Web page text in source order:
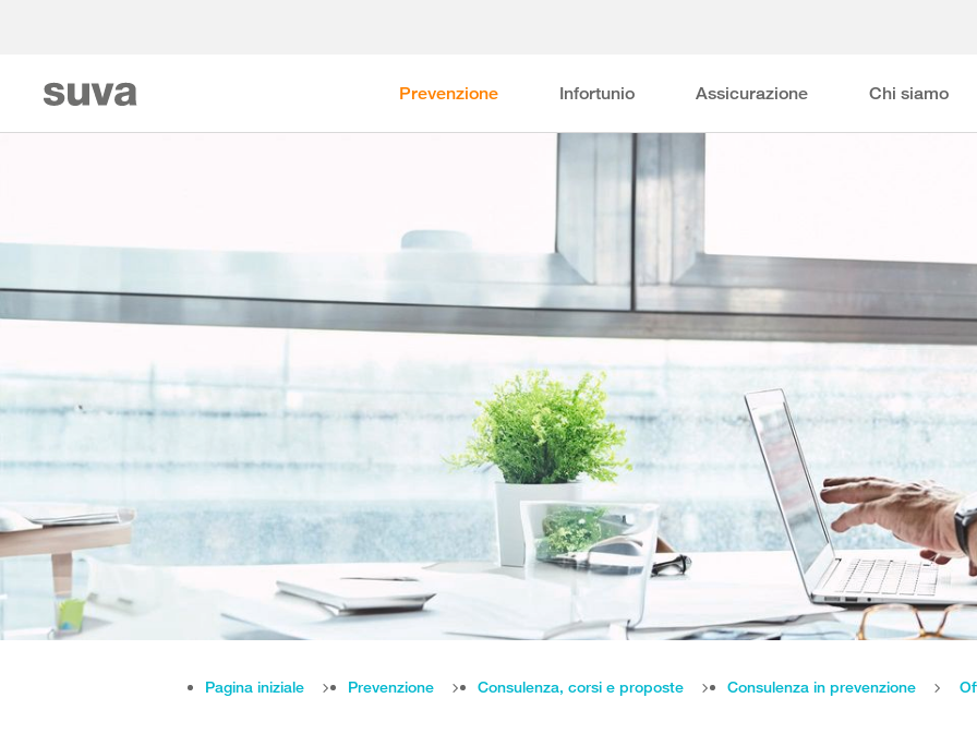
Prevenzione Infortunio Assicurazione Chi siamo
Pagina iniziale Prevenzione Consulenza, corsi e proposte Consulenza in prevenzione